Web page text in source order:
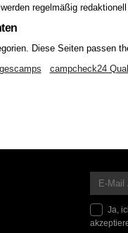
regelmäßig
Diese Seiten passen
campcheck24
Ja,